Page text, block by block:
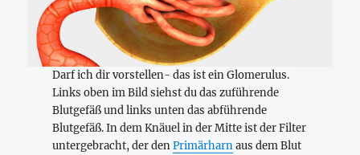
Darf ich dir vorstellen- das ist ein Glomerulus.
Links oben im Bild siehst du das zuführende
Blutgefäß und links unten das abführende
Blutgefäß. In dem Knäuel in der Mitte ist der Filter
untergebracht, der denPrimärharnaus dem Blut